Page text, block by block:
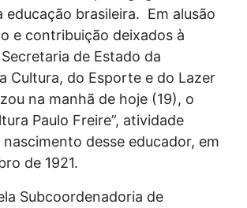
educação brasileira. Em alusão
e contribuição deixados à
de Estado da
Cultura, do Esporte e do Lazer
na manhã de hoje (19), o
Paulo Freire”, atividade
desse educador, em
de 1921.
Subcoordenadoria de